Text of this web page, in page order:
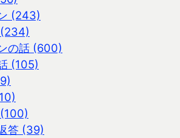
(243)
の話 (600)
(105)
答 (39)